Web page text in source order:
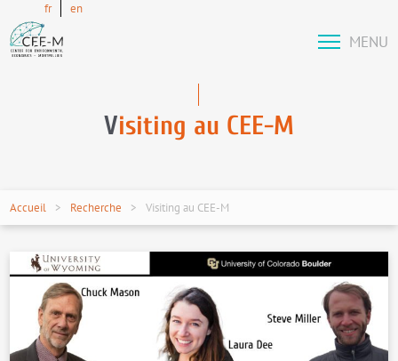
fr en
MENU
Visiting au CEE-M
Accueil Recherche Visiting au CEE-M